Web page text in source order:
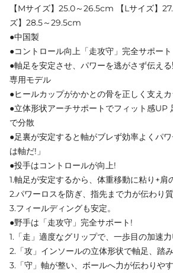
【Mサイズ】25.0～26.5cm 【Lサイズ】
ズ】28.5～29.5cm
●中国製
●コントロール向上「走攻守」完全サポート
●軸足を安定させ、パワーを逃がさず伝え
専用モデル
●ヒールカップがかかとの骨を正しく支え
●立体形状アーチサポートでフィット感UP
で分散
●足裏が安定すると軸がブレず効率よくパ
は軸だ!」
●投手はコントロールが向上!
1.軸足が安定するから、体重移動に粘り+肩
2.パワーロスを防ぎ、指先まで力が伝わり質
3.フィールディングも安定。
●野手は「走攻守」完全サポート!
1.「走」適度なグリップで、一歩目の加速力
2.「攻」インソールの立体形状で軸足、踏
3.「守」軸が整い、ボールへ力が伝わりや